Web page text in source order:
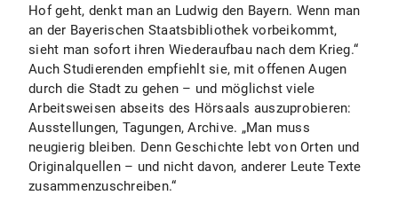
Hof geht, denkt man an Ludwig den Bayern. Wenn man
an der Bayerischen Staatsbibliothek vorbeikommt,
sieht man sofort ihren Wiederaufbau nach dem Krieg.“
Auch Studierenden empfiehlt sie, mit offenen Augen
durch die Stadt zu gehen – und möglichst viele
Arbeitsweisen abseits des Hörsaals auszuprobieren:
Ausstellungen, Tagungen, Archive. „Man muss
neugierig bleiben. Denn Geschichte lebt von Orten und
Originalquellen – und nicht davon, anderer Leute Texte
zusammenzuschreiben.“